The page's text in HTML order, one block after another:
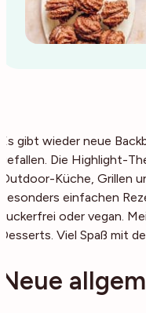
Es gibt wieder neue
gefallen. Die Highlight-
Outdoor-Küche, Grillen
besonders einfachen
zuckerfrei oder vegan.
Desserts. Viel Spaß mit
Neue